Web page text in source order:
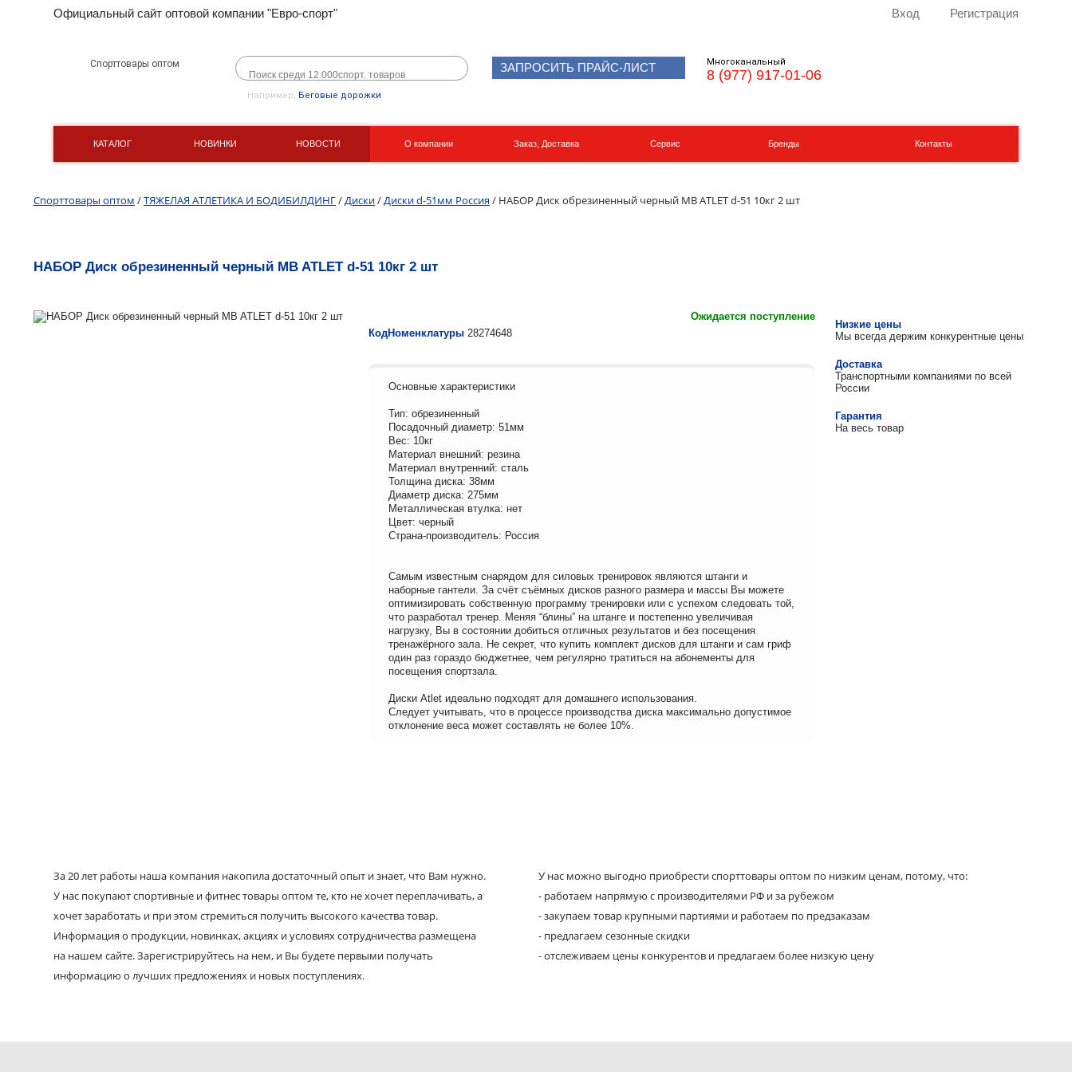
Официальный сайт оптовой компании "Евро-спорт" Вход Регистрация
Спорттовары оптом
Например, Беговые дорожки
ЗАПРОСИТЬ ПРАЙС-ЛИСТ Многоканальный
8 (977) 917-01-06
КАТАЛОГ НОВИНКИ НОВОСТИ О компании Заказ, Доставка Сервис Бренды Контакты
Спорттовары оптом /ТЯЖЕЛАЯ АТЛЕТИКА И БОДИБИЛДИНГ/ Диски/ Диски d-51мм Россия/ НАБОР Диск обрезиненный черный MB ATLET d-51 10кг 2 шт
НАБОР Диск обрезиненный черный MB ATLET d-51 10кг 2 шт
Ожидается поступление
КодНоменклатуры 28274648
Основные характеристики
Тип: обрезиненный
Посадочный диаметр: 51мм
Вес: 10кг
Материал внешний: резина
Материал внутренний: сталь
Толщина диска: 38мм
Диаметр диска: 275мм
Металлическая втулка: нет
Цвет: черный
Страна-производитель: Россия
Самым известным снарядом для силовых тренировок являются штанги и
наборные гантели. За счёт съёмных дисков разного размера и массы Вы можете
оптимизировать собственную программу тренировки или с успехом следовать той,
что разработал тренер. Меняя “блины” на штанге и постепенно увеличивая
нагрузку, Вы в состоянии добиться отличных результатов и без посещения
тренажёрного зала. Не секрет, что купить комплект дисков для штанги и сам гриф
один раз гораздо бюджетнее, чем регулярно тратиться на абонементы для
посещения спортзала.
Диски Atlet идеально подходят для домашнего использования.
Следует учитывать, что в процессе производства диска максимально допустимое
отклонение веса может составлять не более 10%.
Низкие цены
Мы всегда держим конкурентные цены
Доставка
Транспортными компаниями по всей
России
Гарантия
На весь товар
За 20 лет работы наша компания накопила достаточный опыт и знает, что Вам нужно.
У нас покупают спортивные и фитнес товары оптом те, кто не хочет переплачивать, а
хочет заработать и при этом стремиться получить высокого качества товар.
Информация о продукции, новинках, акциях и условиях сотрудничества размещена
на нашем сайте. Зарегистрируйтесь на нем, и Вы будете первыми получать
информацию о лучших предложениях и новых поступлениях.
У нас можно выгодно приобрести спорттовары оптом по низким ценам, потому, что:
- работаем напрямую с производителями РФ и за рубежом
- закупаем товар крупными партиями и работаем по предзаказам
- предлагаем сезонные скидки
- отслеживаем цены конкурентов и предлагаем более низкую цену